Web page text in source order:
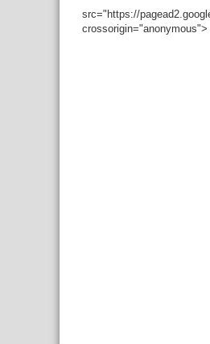
src="https://
crossorigin="anonymous">